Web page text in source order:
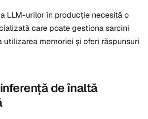
LLM-urilor în producție necesită o
care poate gestiona sarcini
memoriei și oferi răspunsuri
de înaltă